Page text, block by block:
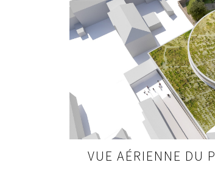
VUE AÉRIENNE DU
UNE OUVERTURE SUR
L’INTÉRIEUR UNE VUE
PLANCHES